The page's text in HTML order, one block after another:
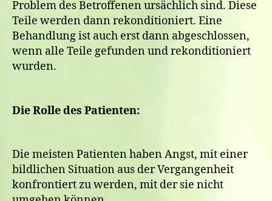
Problem des Betroffenen ursächlich sind. Diese
Teile werden dann rekonditioniert. Eine
Behandlung ist auch erst dann abgeschlossen,
wenn alle Teile gefunden und rekonditioniert
wurden.
Die Rolle des Patienten:
Die meisten Patienten haben Angst, mit einer
bildlichen Situation aus der Vergangenheit
konfrontiert zu werden, mit der sie nicht